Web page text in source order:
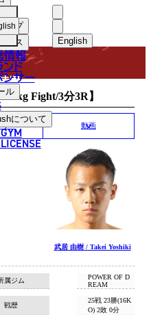
한국어
中文（简体
中文（繁體
ップ
ース
情報
ド
ンサー
ル
について
English
果
Fight/3分3R】
リー 動画
武居 由樹 / Takei Yoshiki
属ジム
POWER OF D
REAM
戦歴
25戦 23勝(16K
O) 2敗 0分